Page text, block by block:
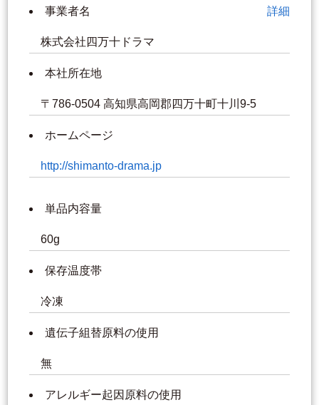
事業者名 詳細
株式会社四万十ドラマ
本社所在地
〒786-0504 高知県高岡郡四万十町十川9-5
ホームページ
http://shimanto-drama.jp
単品内容量
60g
保存温度帯
冷凍
遺伝子組替原料の使用
無
アレルギー起因原料の使用